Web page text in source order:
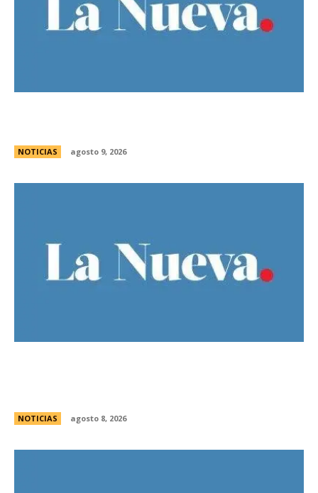
NOTICIAS agosto 9, 2026
NOTICIAS agosto 8, 2026